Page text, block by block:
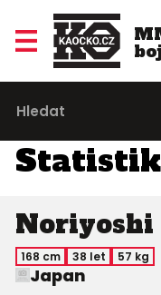
Noriyoshi
168 cm 38 let 57 kg
Japan